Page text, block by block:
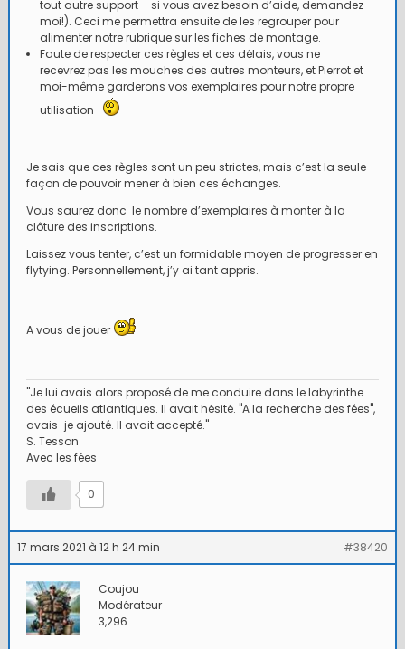
tout autre support – si vous avez besoin d’aide, demandez
moi!). Ceci me permettra ensuite de les regrouper pour
alimenter notre rubrique sur les fiches de montage.
Faute de respecter ces règles et ces délais, vous ne
recevrez pas les mouches des autres monteurs, et Pierrot et
moi-même garderons vos exemplaires pour notre propre
utilisation
Je sais que ces règles sont un peu strictes, mais c’est la seule
façon de pouvoir mener à bien ces échanges.
Vous saurez donc le nombre d’exemplaires à monter à la
clôture des inscriptions.
Laissez vous tenter, c’est un formidable moyen de progresser en
flytying. Personnellement, j’y ai tant appris.
A vous de jouer
"Je lui avais alors proposé de me conduire dans le labyrinthe
des écueils atlantiques. Il avait hésité. "A la recherche des fées",
avais-je ajouté. Il avait accepté."
S. Tesson
Avec les fées
0
17 mars 2021 à 12 h 24 min #38420
Coujou
Modérateur
3,296